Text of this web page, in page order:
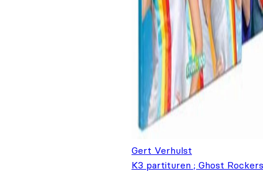
Gert Verhulst
K3 partituren ; Ghost Rockers